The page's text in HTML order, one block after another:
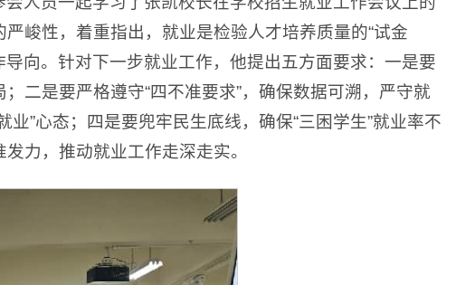
峻性，着重指出，就业是检验人才培养质量的“试金
向。针对下一步就业工作，他提出五方面要求：一是要
二是要严格遵守“四不准要求”，确保数据可溯，严守就
”心态；四是要兜牢民生底线，确保“三困学生”就业率不
力，推动就业工作走深走实。